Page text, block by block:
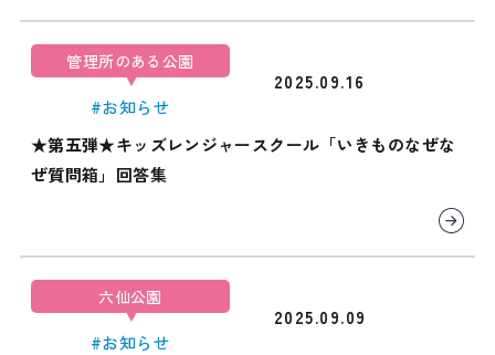
管理所のある公園
#お知らせ
2025.09.16
★第五弾★キッズレンジャースクール「いきものなぜな
ぜ質問箱」回答集
六仙公園
#お知らせ
2025.09.09